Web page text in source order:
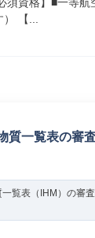
【...
質一覧表の審
覧表（IHM）の審